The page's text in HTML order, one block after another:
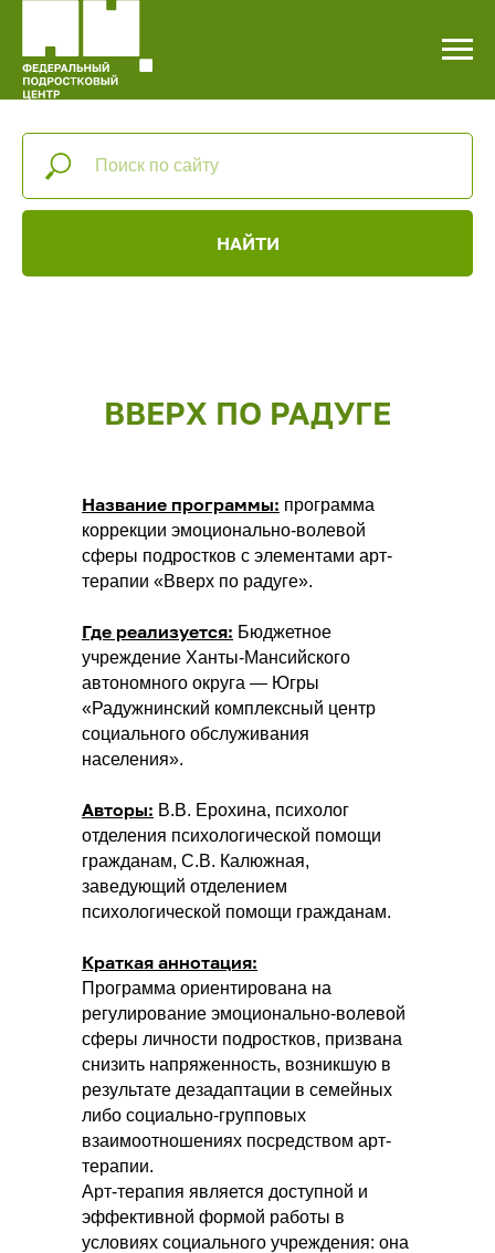
НАЙТИ
ВВЕРХ ПО РАДУГЕ
Название программы: программа
коррекции эмоционально-волевой
сферы подростков с элементами арт-
терапии «Вверх по радуге».
Где реализуется: Бюджетное
учреждение Ханты-Мансийского
автономного округа — Югры
«Радужнинский комплексный центр
социального обслуживания
населения».
Авторы: В.В. Ерохина, психолог
отделения психологической помощи
гражданам, С.В. Калюжная,
заведующий отделением
психологической помощи гражданам.
Краткая аннотация:
Программа ориентирована на
регулирование эмоционально-волевой
сферы личности подростков, призвана
снизить напряженность, возникшую в
результате дезадаптации в семейных
либо социально-групповых
взаимоотношениях посредством арт-
терапии.
Арт-терапия является доступной и
эффективной формой работы в
условиях социального учреждения: она